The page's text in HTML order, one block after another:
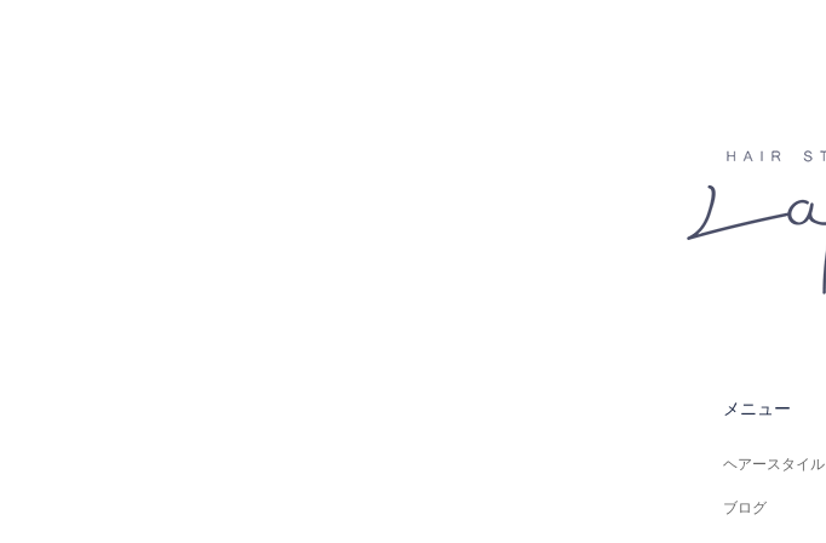
メニュー
ヘアースタイル
ブログ